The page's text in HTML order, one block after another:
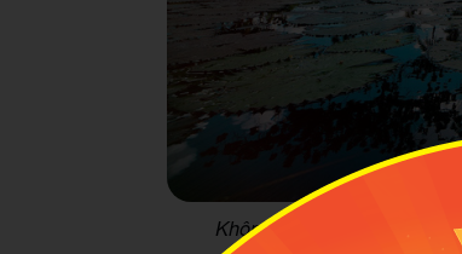
Không gian đậm chất miệt